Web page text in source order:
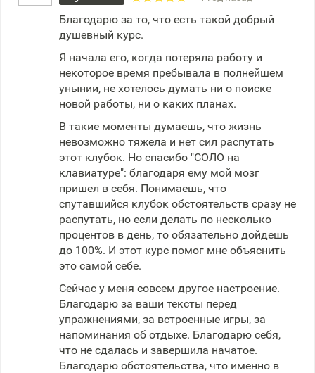
Благодарю за то, что есть такой добрый
душевный курс.
Я начала его, когда потеряла работу и
некоторое время пребывала в полнейшем
унынии, не хотелось думать ни о поиске
новой работы, ни о каких планах.
В такие моменты думаешь, что жизнь
невозможно тяжела и нет сил распутать
этот клубок. Но спасибо "СОЛО на
клавиатуре": благодаря ему мой мозг
пришел в себя. Понимаешь, что
спутавшийся клубок обстоятельств сразу не
распутать, но если делать по несколько
процентов в день, то обязательно дойдешь
до 100%. И этот курс помог мне объяснить
это самой себе.
Сейчас у меня совсем другое настроение.
Благодарю за ваши тексты перед
упражнениями, за встроенные игры, за
напоминания об отдыхе. Благодарю себя,
что не сдалась и завершила начатое.
Благодарю обстоятельства, что именно в